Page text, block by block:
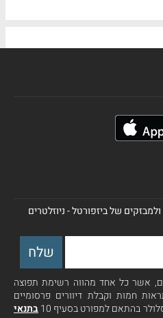
של ביזפורטל - ניוזלטרים
אשר כל אחד מהווה רשימת תפוצה
חמות וקבלת דיוורים פרסומיים
בהתאם למפורט בסעיף 10
בתנאי